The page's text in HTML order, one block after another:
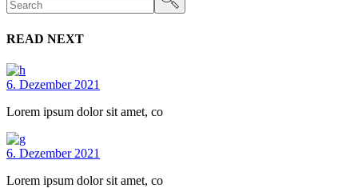
READ NEXT
6. Dezember 2021
Lorem ipsum dolor sit amet, co
6. Dezember 2021
Lorem ipsum dolor sit amet, co